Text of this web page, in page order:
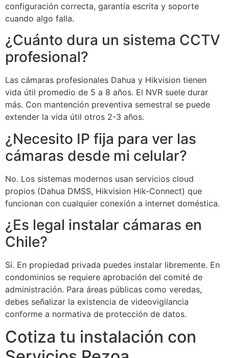
configuración correcta, garantía escrita y soporte
cuando algo falla.
¿Cuánto dura un sistema CCTV
profesional?
Las cámaras profesionales Dahua y Hikvision tienen
vida útil promedio de 5 a 8 años. El NVR suele durar
más. Con mantención preventiva semestral se puede
extender la vida útil otros 2-3 años.
¿Necesito IP fija para ver las
cámaras desde mi celular?
No. Los sistemas modernos usan servicios cloud
propios (Dahua DMSS, Hikvision Hik-Connect) que
funcionan con cualquier conexión a internet doméstica.
¿Es legal instalar cámaras en
Chile?
Sí. En propiedad privada puedes instalar libremente. En
condominios se requiere aprobación del comité de
administración. Para áreas públicas como veredas,
debes señalizar la existencia de videovigilancia
conforme a normativa de protección de datos.
Cotiza tu instalación con